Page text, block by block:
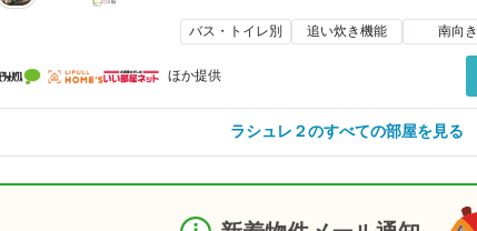
バス・トイレ別 追い炊き機能 南向き
ほか提供
ラシュレ２のすべての部屋を見る